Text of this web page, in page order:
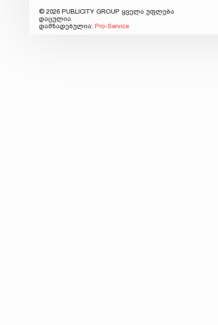
© 2026 PUBLICITY GROUP ყველა უფლება
დაცულია.
დამზადებულია: Pro-Service